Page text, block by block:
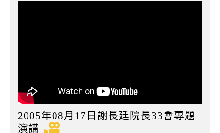
2005年08月17日謝長廷院長33會專題
演講